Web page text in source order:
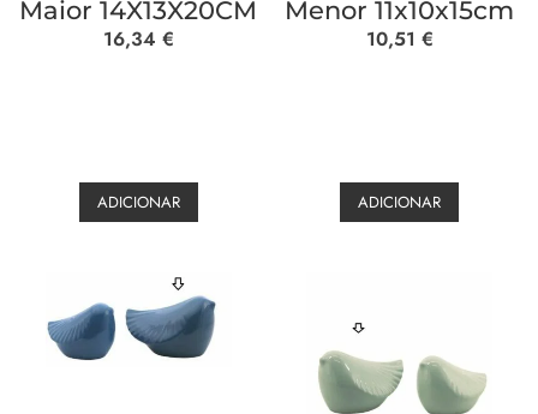
Maior 14X13X20CM
16,34 €
ADICIONAR
Menor 11x10x15cm
10,51 €
ADICIONAR